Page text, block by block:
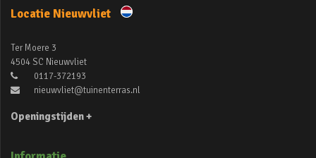
Locatie Nieuwvliet
Ter Moere 3
4504 SC Nieuwvliet
0117-372193
nieuwvliet@tuinenterras.nl
Openingstijden +